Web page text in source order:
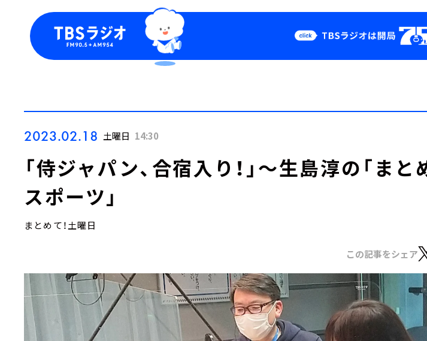
Podcast
2023.02.18 土曜日 14:30
「侍ジャパン、合宿入り！」～生島淳の「まと
スポーツ」
まとめて！土曜日
この記事をシェア